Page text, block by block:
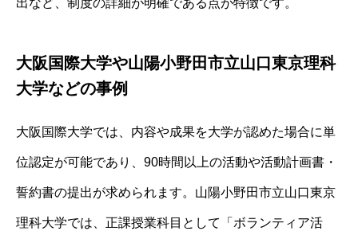
出など、制度の詳細が明確である点が特徴です。
大阪国際大学や山陽小野田市立山口東京理科
大学などの事例
大阪国際大学では、内容や成果を大学が認めた場合に単
位認定が可能であり、90時間以上の活動や活動計画書・
誓約書の提出が求められます。山陽小野田市立山口東京
理科大学では、正課授業科目として「ボランティア活